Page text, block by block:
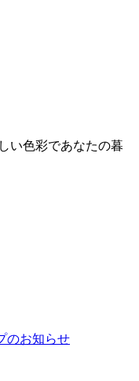
い色彩であなたの暮
のお知らせ